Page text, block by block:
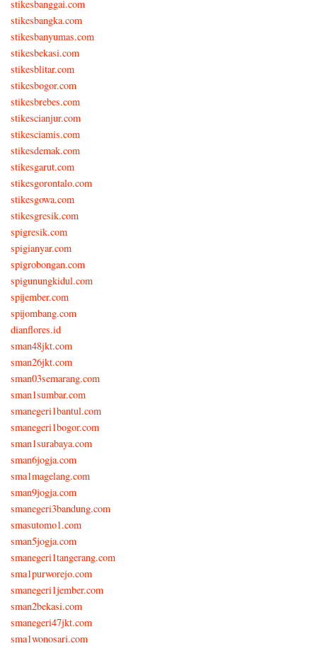
stikesbanggai.com
stikesbangka.com
stikesbanyumas.com
stikesbekasi.com
stikesblitar.com
stikesbogor.com
stikesbrebes.com
stikescianjur.com
stikesciamis.com
stikesdemak.com
stikesgarut.com
stikesgorontalo.com
stikesgowa.com
stikesgresik.com
spigresik.com
spigianyar.com
spigrobongan.com
spigunungkidul.com
spijember.com
spijombang.com
dianflores.id
sman48jkt.com
sman26jkt.com
sman03semarang.com
sman1sumbar.com
smanegeri1bantul.com
smanegeri1bogor.com
sman1surabaya.com
sman6jogja.com
sma1magelang.com
sman9jogja.com
smanegeri3bandung.com
smasutomo1.com
sman5jogja.com
smanegeri1tangerang.com
sma1purworejo.com
smanegeri1jember.com
sman2bekasi.com
smanegeri47jkt.com
sma1wonosari.com